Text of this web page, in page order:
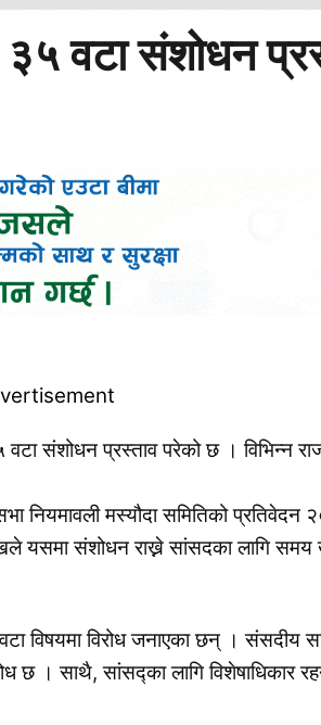
३५ वटा संशोधन
वटा संशोधन प्रस्ताव परेको छ । विभिन्न
नियमावली मस्यौदा समितिको प्रतिवेदन
यसमा संशोधन राख्ने सांसदका लागि समय
विषयमा विरोध जनाएका छन् । संसदीय
छ । साथै, सांसद्का लागि विशेषाधिकार